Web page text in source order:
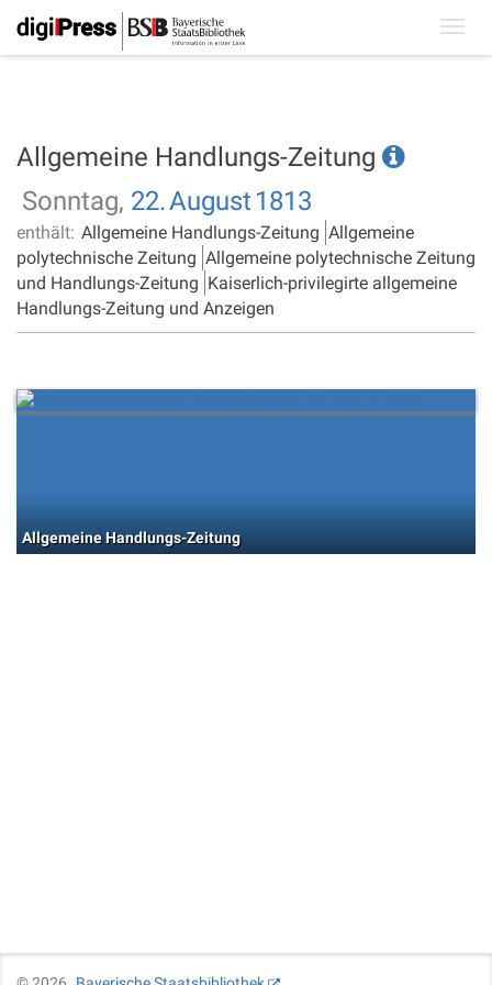
Allgemeine Handlungs-Zeitung
Sonntag, 22.August 1813
enthält: Allgemeine Handlungs-Zeitung Allgemeine
polytechnische Zeitung Allgemeine polytechnische Zeitung
und Handlungs-Zeitung Kaiserlich-privilegirte allgemeine
Handlungs-Zeitung und Anzeigen
Allgemeine Handlungs-Zeitung